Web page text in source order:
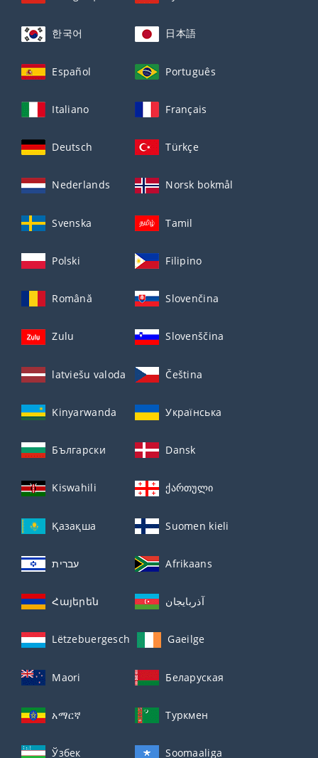
한국어 日本語
Español Português
Italiano Français
Deutsch Türkçe
Nederlands Norsk bokmål
Svenska Tamil
Polski Filipino
Română Slovenčina
Zulu Slovenščina
latviešu valoda Čeština
Kinyarwanda Українська
Български Dansk
Kiswahili ქართული
Қазақша Suomen kieli
עברית Afrikaans
Հայերեն آذربايجان
Lëtzebuergesch Gaeilge
Maori Беларуская
አማርኛ Туркмен
Ўзбек Soomaaliga